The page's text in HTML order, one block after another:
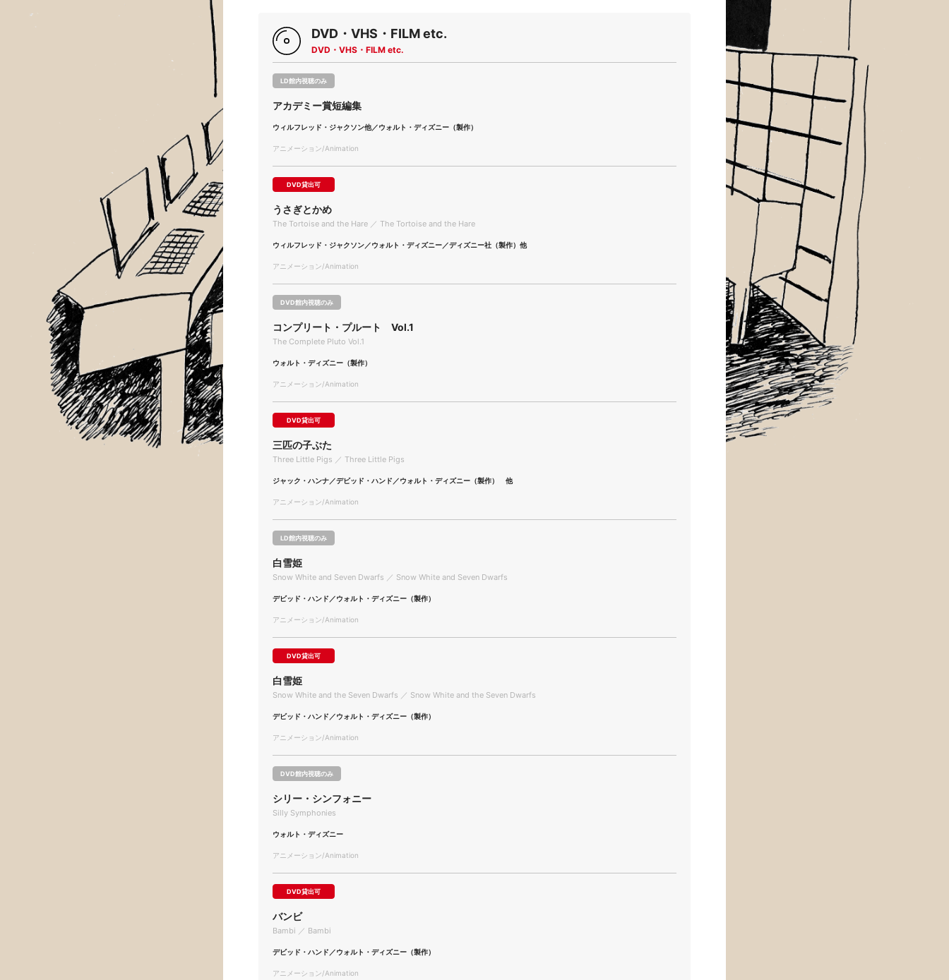
DVD・VHS・FILM etc.
DVD・VHS・FILM etc.
LD館内視聴のみ
アカデミー賞短編集
ウィルフレッド・ジャクソン他／ウォルト・ディズニー（製作）
アニメーション/Animation
DVD貸出可
うさぎとかめ
The Tortoise and the Hare ／ The Tortoise and the Hare
ウィルフレッド・ジャクソン／ウォルト・ディズニー／ディズニー社（製作）他
アニメーション/Animation
DVD館内視聴のみ
コンプリート・プルート Vol.1
The Complete Pluto Vol.1
ウォルト・ディズニー（製作）
アニメーション/Animation
DVD貸出可
三匹の子ぶた
Three Little Pigs ／ Three Little Pigs
ジャック・ハンナ／デビッド・ハンド／ウォルト・ディズニー（製作） 他
アニメーション/Animation
LD館内視聴のみ
白雪姫
Snow White and Seven Dwarfs ／ Snow White and Seven Dwarfs
デビッド・ハンド／ウォルト・ディズニー（製作）
アニメーション/Animation
DVD貸出可
白雪姫
Snow White and the Seven Dwarfs ／ Snow White and the Seven Dwarfs
デビッド・ハンド／ウォルト・ディズニー（製作）
アニメーション/Animation
DVD館内視聴のみ
シリー・シンフォニー
Silly Symphonies
ウォルト・ディズニー
アニメーション/Animation
DVD貸出可
バンビ
Bambi ／ Bambi
デビッド・ハンド／ウォルト・ディズニー（製作）
アニメーション/Animation